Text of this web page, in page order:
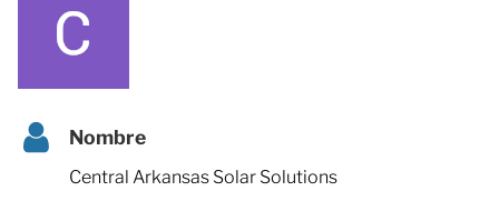
Nombre
Central Arkansas Solar Solutions